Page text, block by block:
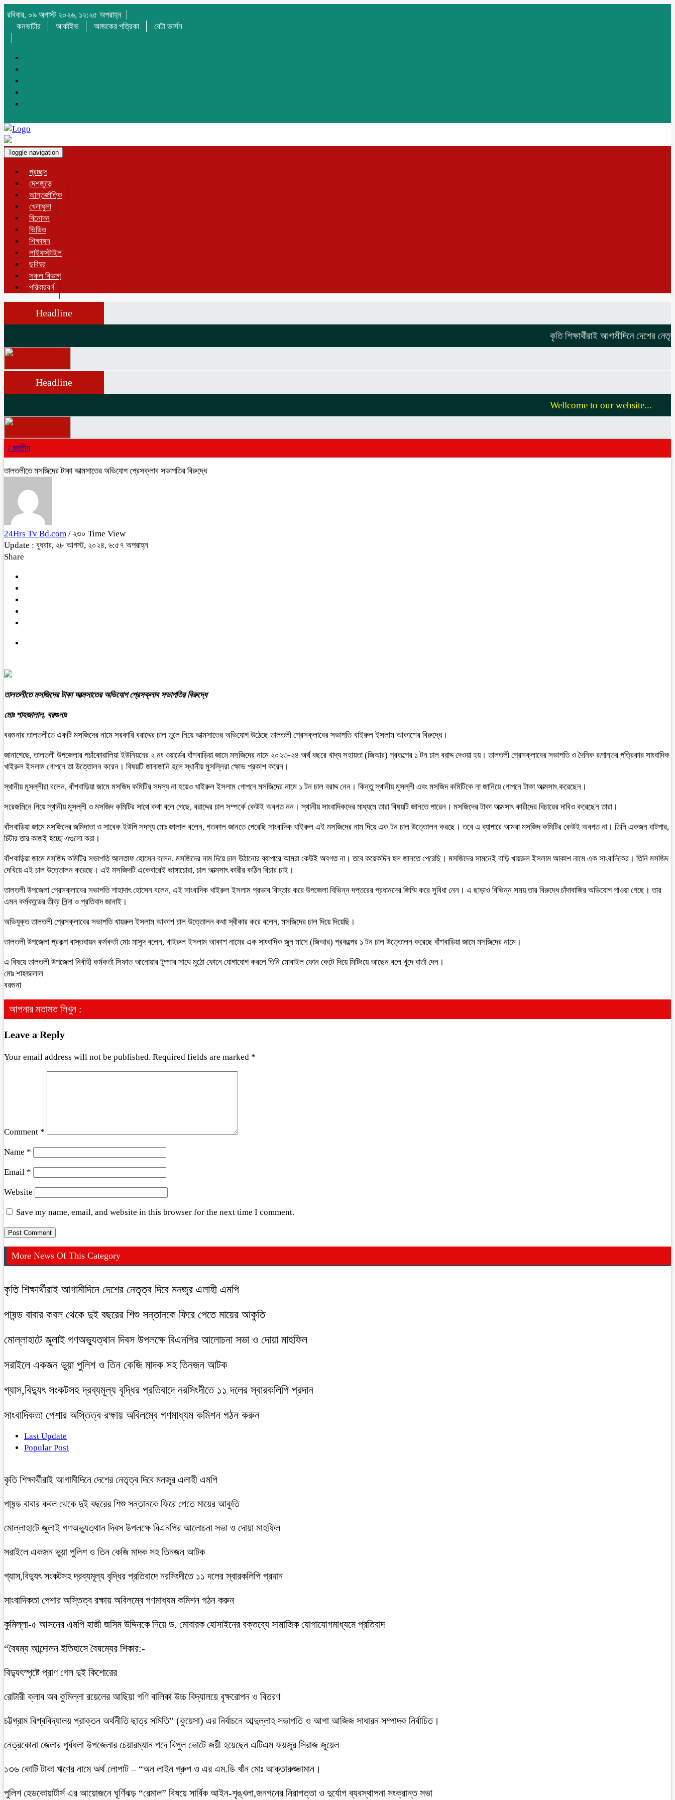
রবিবার, ০৯ অগাস্ট ২০২৬, ১২:২৫ অপরাহ্ন
কনভার্টার
আর্কাইভ আজকের পত্রিকা বেটা ভার্সন
Toggle navigation
প্রচ্ছদ
দেশজুড়ে
আন্তর্জাতিক
খেলাধুলা
বিনোদন
ভিডিও
শিক্ষাঙ্গন
লাইফস্টাইল
ছবিঘর
সকল বিভাগ
পরিবারবর্গ
Headline
কৃতি শিক্ষার্থীরাই আগামীদিনে দেশের নেতৃত্ব
Headline
Wellcome to our website...
/ জাতীয়
তালতলীতে মসজিদের টাকা আত্মসাতের অভিযোগ প্রেসক্লাব সভাপতির বিরুদ্ধে
24Hrs Tv Bd.com / ২৩০ Time View
Update : বুধবার, ২৮ আগস্ট, ২০২৪, ৬:৫৭ অপরাহ্ন
Share
তালতলীতে মসজিদের টাকা আত্মসাতের অভিযোগ প্রেসক্লাব সভাপতির বিরুদ্ধে
মোঃ শাহজালাল, বরগুনাঃ
বরগুনার তালতলীতে একটি মসজিদের নামে সরকারি বরাদ্দের চাল তুলে নিয়ে আত্মসাতের অভিযোগ উঠেছে তালতলী প্রেসক্লাবের সভাপতি খাইরুল ইসলাম আকাশের বিরুদ্ধে।
জানাগেছে, তালতলী উপজেলার পচাঁকোরালিয়া ইউনিয়নের ২ নং ওয়ার্ডের বাঁশবাড়িয়া জামে মসজিদের নামে ২০২৩-২৪ অর্থ বছরে খাদ্য সহায়তা (জিআর) প্রকল্পের ১ টন চাল বরাদ্দ দেওয়া হয়। তালতলী প্রেসক্লাবের সভাপতি ও দৈনিক রূপান্তর পত্রিকার সাংবাদিক
খাইরুল ইসলাম গোপনে তা উত্তোলন করেন। বিষয়টি জানাজানি হলে স্থানীয় মুসল্লিরা ক্ষোভ প্রকাশ করেন।
স্থানীয় মুসল্লীরা বলেন, বাঁশবাড়িয়া জামে মসজিদ কমিটির সদস্য না হয়েও খাইরুল ইসলাম গোপনে মসজিদের নামে ১ টন চাল বরাদ্দ নেন। কিন্তু স্থানীয় মুসল্লী এবং মসজিদ কমিটিকে না জানিয়ে গোপনে টাকা আত্মসাৎ করেছেন।
সরেজমিনে গিয়ে স্থানীয় মুসল্লী ও মসজিদ কমিটির সাথে কথা বলে গেছে, বরাদ্দের চাল সম্পর্কে কেউই অবগত নন। স্থানীয় সাংবাদিকদের মাধ্যমে তারা বিষয়টি জানতে পারেন। মসজিদের টাকা আত্মসাৎ কারীদের বিচারের দাবিও করেছেন তারা।
বাঁসবাড়িয়া জামে মসজিদের জমিদাতা ও সাবেক ইউপি সদস্য মোঃ জালাল বলেন, গতকাল জানতে পেরেছি সাংবাদিক খাইরুল এই মসজিদের নাম দিয়ে এক টন চাল উত্তোলন করছে। তবে এ ব্যাপারে আমরা মসজিদ কমিটির কেউই অবগত না। তিনি একজন বাটপার,
চিটার তার কাজই হচ্ছে এগুলো করা।
বাঁশবাড়িয়া জামে মসজিদ কমিটির সভাপতি আলতাফ হোসেন বলেন, মসজিদের নাম দিয়ে চাল উঠানোর ব্যাপারে আমরা কেউই অবগত না। তবে কয়েকদিন হল জানতে পেরেছি। মসজিদের সামনেই বাড়ি খায়রুল ইসলাম আকাশ নামে এক সাংবাদিকের। তিনি মসজিদ
দেখিয়ে এই চাল উত্তোলন করেছে। এই মসজিদটি একেবারেই ভাঙ্গাচোরা, চাল আত্মসাৎ কারীর কঠিন বিচার চাই।
তালতলী উপজেলা প্রেসক্লাবের সভাপতি শাহাদাৎ হোসেন বলেন, এই সাংবাদিক খাইরুল ইসলাম প্রভাব বিস্তার করে উপজেলা বিভিন্ন দপ্তরের প্রধানদের জিম্মি করে সুবিধা নেন। এ ছাড়াও বিভিন্ন সময় তার বিরুদ্ধে চাঁদাবাজির অভিযোগ পাওয়া গেছে। তার
এমন কর্মকান্ডের তীব্র নিন্দা ও প্রতিবাদ জানাই।
অভিযুক্ত তালতলী প্রেসক্লাবের সভাপতি খায়রুল ইসলাম আকাশ চাল উত্তোলন কথা স্বীকার করে বলেন, মসজিদের চাল দিয়ে দিয়েছি।
তালতলী উপজেলা প্রকল্প বাস্তবায়ন কর্মকর্তা মোঃ মাসুদ বলেন, খাইরুল ইসলাম আকাশ নামের এক সাংবাদিক জুন মাসে (জিআর) প্রকল্পের ১ টন চাল উত্তোলন করেছে বাঁশবাড়িয়া জামে মসজিদের নামে।
এ বিষয়ে তালতলী উপজেলা নির্বাহী কর্মকর্তা সিফাত আনোয়ার টুম্পার সাথে মুঠো ফোনে যোগাযোগ করলে তিনি মোবাইল ফোন কেটে দিয়ে মিটিংয়ে আছেন বলে খুদে বার্তা দেন।
মোঃ শাহজালাল
বরগুনা
আপনার মতামত লিখুন :
Leave a Reply
Your email address will not be published. Required fields are marked *
Comment *
Name *
Email *
Website
Save my name, email, and website in this browser for the next time I comment.
More News Of This Category
কৃতি শিক্ষার্থীরাই আগামীদিনে দেশের নেতৃত্ব দিবে মনজুর এলাহী এমপি
পাষন্ড বাবার কবল থেকে দুই বছরের শিশু সন্তানকে ফিরে পেতে মায়ের আকুতি
মোল্লাহাটে জুলাই গণঅভ্যুত্থান দিবস উপলক্ষে বিএনপির আলোচনা সভা ও দোয়া মাহফিল
সরাইলে একজন ভুয়া পুলিশ ও তিন কেজি মাদক সহ তিনজন আটক
গ্যাস,বিদ্যুৎ সংকটসহ দ্রব্যমূল্য বৃদ্ধির প্রতিবাদে নরসিংদীতে ১১ দলের স্বারকলিপি প্রদান
সাংবাদিকতা পেশার অস্তিত্ব রক্ষায় অবিলম্বে গণমাধ্যম কমিশন গঠন করুন
Last Update
Popular Post
কৃতি শিক্ষার্থীরাই আগামীদিনে দেশের নেতৃত্ব দিবে মনজুর এলাহী এমপি
পাষন্ড বাবার কবল থেকে দুই বছরের শিশু সন্তানকে ফিরে পেতে মায়ের আকুতি
মোল্লাহাটে জুলাই গণঅভ্যুত্থান দিবস উপলক্ষে বিএনপির আলোচনা সভা ও দোয়া মাহফিল
সরাইলে একজন ভুয়া পুলিশ ও তিন কেজি মাদক সহ তিনজন আটক
গ্যাস,বিদ্যুৎ সংকটসহ দ্রব্যমূল্য বৃদ্ধির প্রতিবাদে নরসিংদীতে ১১ দলের স্বারকলিপি প্রদান
সাংবাদিকতা পেশার অস্তিত্ব রক্ষায় অবিলম্বে গণমাধ্যম কমিশন গঠন করুন
কুমিল্লা-৫ আসনের এমপি হাজী জসিম উদ্দিনকে নিয়ে ড. মোবারক হোসাইনের বক্তব্যে সামাজিক যোগাযোগমাধ্যমে প্রতিবাদ
“বৈষম্য আন্দোলন ইতিহাসে বৈষম্যের শিকার:-
বিদ্যুৎস্পৃষ্টে প্রাণ গেল দুই কিশোরের
রোটারী ক্লাব অব কুমিল্লা রয়েলের আছিয়া গণি বালিকা উচ্চ বিদ্যালয়ে বৃক্ষরোপন ও বিতরণ
চট্টগ্রাম বিশ্ববিদ্যালয় প্রাক্তন অর্থনীতি ছাত্র সমিতি” (কুয়েসা) এর নির্বাচনে আব্দুল্লাহ সভাপতি ও আগা আজিজ সাধারন সম্পাদক নির্বাচিত।
নেত্রকোনা জেলার পূর্বধলা উপজেলার চেয়ারম্যান পদে বিপুল ভোটে জয়ী হয়েছেন এটিএম ফয়জুর সিরাজ জুয়েল
১৩৬ কোটি টাকা ঋণের নামে অর্থ লোপাট – “অন লাইন গ্রুপ ও এর এম.ডি খাঁন মোঃ আক্তারুজ্জামান।
পুলিশ হেডকোয়ার্টার্স এর আয়োজনে ঘূর্ণিঝড় “রেমাল” বিষয়ে সার্বিক আইন-শৃঙ্খলা,জনগনের নিরাপত্তা ও দুর্যোগ ব্যবস্থাপনা সংক্রান্ত সভা